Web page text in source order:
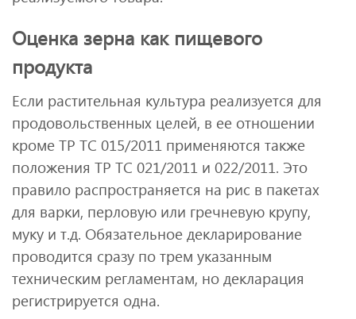
Оценка зерна как пищевого
продукта
Если растительная культура реализуется для
продовольственных целей, в ее отношении
кроме ТР ТС 015/2011 применяются также
положения ТР ТС 021/2011 и 022/2011. Это
правило распространяется на рис в пакетах
для варки, перловую или гречневую крупу,
муку и т.д. Обязательное декларирование
проводится сразу по трем указанным
техническим регламентам, но декларация
регистрируется одна.